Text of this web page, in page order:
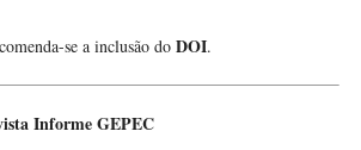
se a inclusão do DOI.
Informe GEPEC